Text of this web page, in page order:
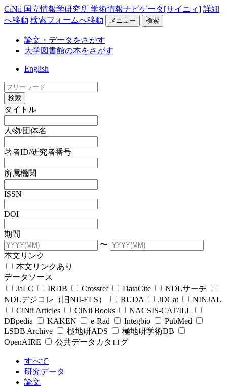
CiNii 国立情報学研究所 学術情報ナビゲータ[サイニィ] 詳細
へ移動 検索フォームへ移動 メニュー 検索
論文・データをさがす
大学図書館の本をさがす
English
検索
タイトル
人物/団体名
著者ID/研究者番号
所属機関
ISSN
DOI
期間
〜
本文リンク
本文リンクあり
データソース
JaLC
IRDB Crossref DataCite
NDLサーチ
NDLデジコレ（旧NII-ELS）
RUDA JDCat
NINJAL
CiNii Articles
CiNii Books
NACSIS-CAT/ILL
DBpedia
KAKEN e-Rad Integbio
PubMed
LSDB Archive
極地研ADS
極地研学術DB
OpenAIRE
公共データカタログ
すべて
研究データ
論文